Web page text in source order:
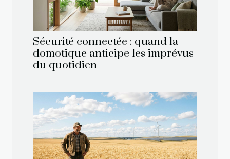
Sécurité connectée : quand la
domotique anticipe les imprévus
du quotidien